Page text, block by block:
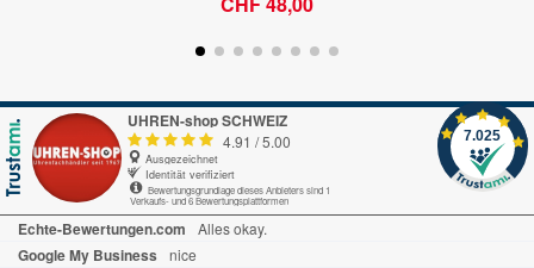
UHREN-shop SCHWEIZ
4.91 /5.00
Ausgezeichnet
Identität verifiziert
Bewertungsgrundlage dieses Anbieters sind 1
Verkaufs- und 6 Bewertungsplattformen
7.025
Echte-Bewertungen.com Alles okay.
Google My Business nice